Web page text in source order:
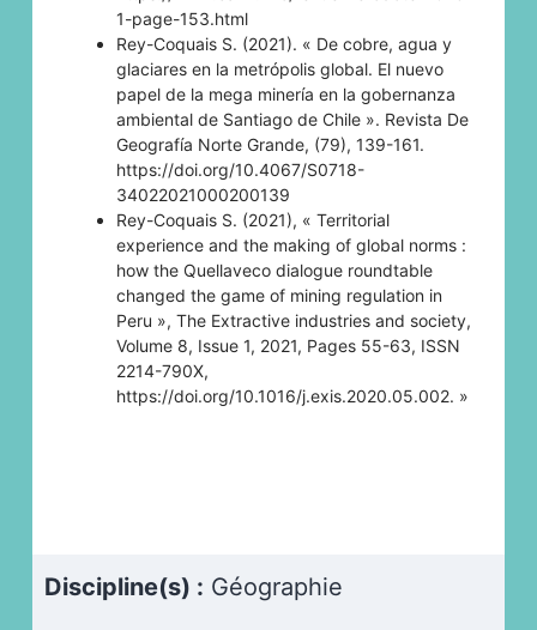
1-page-153.html
Rey-Coquais S. (2021). « De cobre, agua y
glaciares en la metrópolis global. El nuevo
papel de la mega minería en la gobernanza
ambiental de Santiago de Chile ». Revista De
Geografía Norte Grande, (79), 139-161.
https://doi.org/10.4067/S0718-
34022021000200139
Rey-Coquais S. (2021), « Territorial
experience and the making of global norms :
how the Quellaveco dialogue roundtable
changed the game of mining regulation in
Peru », The Extractive industries and society,
Volume 8, Issue 1, 2021, Pages 55-63, ISSN
2214-790X,
https://doi.org/10.1016/j.exis.2020.05.002. »
Discipline(s) : Géographie